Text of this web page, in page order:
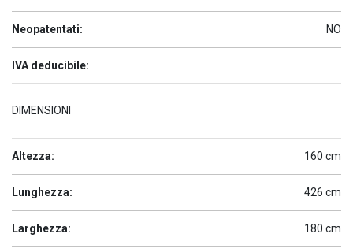
Neopatentati: NO
IVA deducibile:
DIMENSIONI
Altezza: 160 cm
Lunghezza: 426 cm
Larghezza: 180 cm